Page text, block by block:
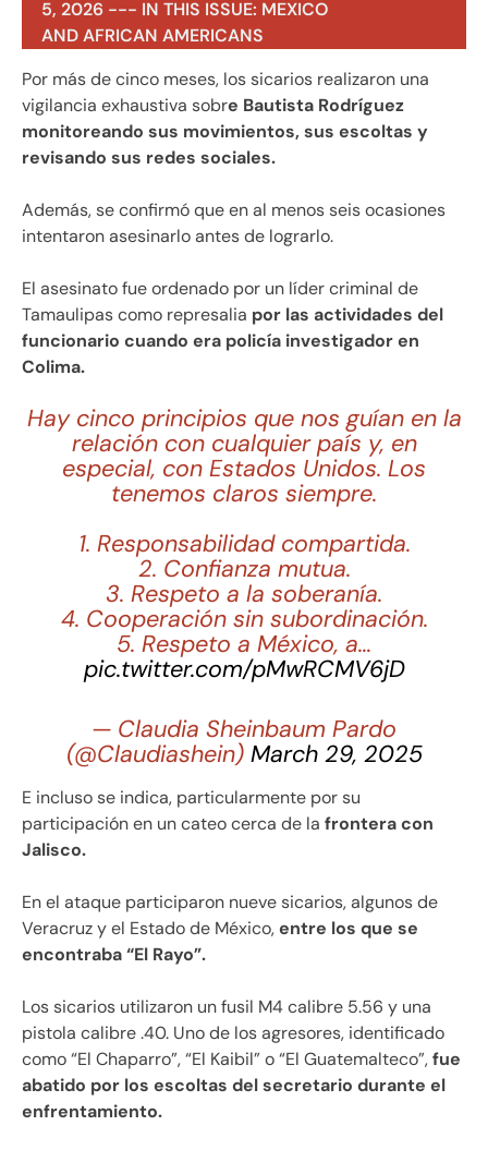
5, 2026 --- IN THIS ISSUE: MEXICO
AND AFRICAN AMERICANS
Por más de cinco meses, los sicarios realizaron una
vigilancia exhaustiva sobre Bautista Rodríguez
monitoreando sus movimientos, sus escoltas y
revisando sus redes sociales.
Además, se confirmó que en al menos seis ocasiones
intentaron asesinarlo antes de lograrlo.
El asesinato fue ordenado por un líder criminal de
Tamaulipas como represalia por las actividades del
funcionario cuando era policía investigador en
Colima.
Hay cinco principios que nos guían en la
relación con cualquier país y, en
especial, con Estados Unidos. Los
tenemos claros siempre.
1. Responsabilidad compartida.
2. ⁠Confianza mutua.
3. ⁠Respeto a la soberanía.
4. Cooperación sin subordinación.
5. ⁠Respeto a México, a…
pic.twitter.com/pMwRCMV6jD
— Claudia Sheinbaum Pardo
(@Claudiashein) March 29, 2025
E incluso se indica, particularmente por su
participación en un cateo cerca de la frontera con
Jalisco.
En el ataque participaron nueve sicarios, algunos de
Veracruz y el Estado de México,entre los que se
encontraba “El Rayo”.
Los sicarios utilizaron un fusil M4 calibre 5.56 y una
pistola calibre .40. Uno de los agresores, identificado
como “El Chaparro”, “El Kaibil” o “El Guatemalteco”,fue
abatido por los escoltas del secretario durante el
enfrentamiento.